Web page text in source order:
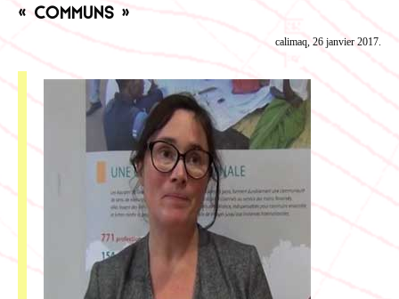
« communs »
calimaq, 26 janvier 2017.